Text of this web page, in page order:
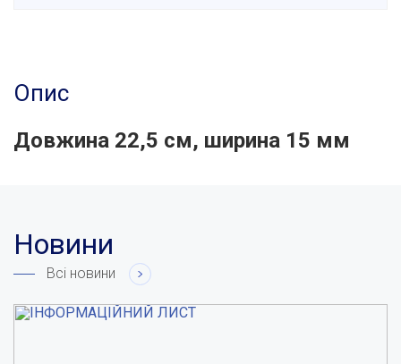
Опис
Довжина 22,5 см, ширина 15 мм
Новини
Всі новини